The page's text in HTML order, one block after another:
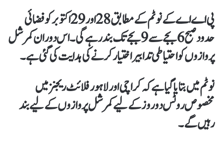
پی اے اے کے نوٹم کے مطابق28 اور 29 اکتوبر
کو فضائی
حدودصبح 6 بجے سے 9 بجے تک بند رہے گی۔ اس دورانکمرشل
پروازوںکو احتیاطی تدابیر اختیار کرنے کی ہدایت کی گئی ہے۔
نوٹم میں بتایا گیا ہے کہکراچی اور لاہور فلائٹ ریجنزمیں
مخصوص روٹس دو روز کے لیے کمرشل پروازوں کے لیے بند
رہیں گے۔